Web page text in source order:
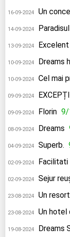
16-09-2024 Un
14-09-2024
13-09-2024 Excelent
10-09-2024 Dreams
10-09-2024 Cel mai
09-09-2024
09-09-2024 Florin 9/
08-09-2024 Dreams
04-09-2024 Superb.
02-09-2024
02-09-2024 Sejur
23-08-2024 Un
23-08-2024 Un hotel
19-08-2024 Dreams